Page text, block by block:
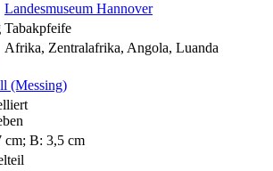
Landesmuseum Hannover
Tabakpfeife
Afrika, Zentralafrika, Angola, Luanda
(Messing)
cm; B: 3,5 cm